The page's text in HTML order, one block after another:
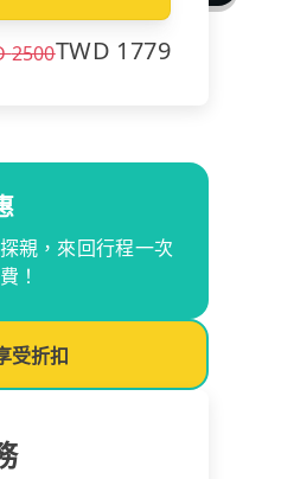
2500TWD 1779
親，來回行程一次
！
受折扣